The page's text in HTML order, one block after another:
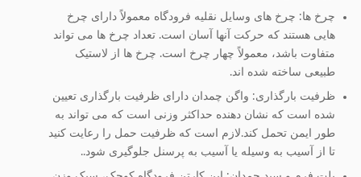
چرخ ها: چرخ های وسایل نقلیه فرودگاه معمولاً دارای چرخ
هایی هستند که حرکت آنها آسان است. تعداد چرخ ها می تواند
متفاوت باشد، معمولاً چهار چرخ است. چرخ ها از لاستیک
طبیعی ساخته شده اند.
ظرفیت بارگذاری: واگن چمدان دارای ظرفیت بارگذاری تعیین
شده است که نشان دهنده حداکثر وزنی است که می تواند به
طور ایمن تحمل کند.لازم است که ظرفیت حمل را رعایت کنید
تا از آسیب به وسیله یا آسیب به پرسنل جلوگیری شود..